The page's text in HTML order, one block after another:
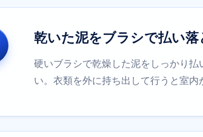
乾いた泥をブラシで払い落
硬いブラシで乾燥した泥をしっかり
い。衣類を外に持ち出して行うと室内